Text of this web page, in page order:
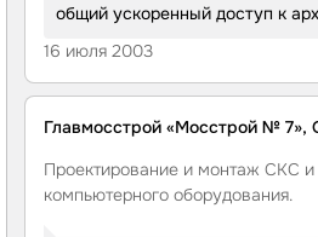
общий ускоренный доступ к
и передачу информации между
корреспондентами.
16 июля 2003
Главмосстрой «Мосстрой № 7»,
Проектирование и монтаж СКС
компьютерного оборудования.